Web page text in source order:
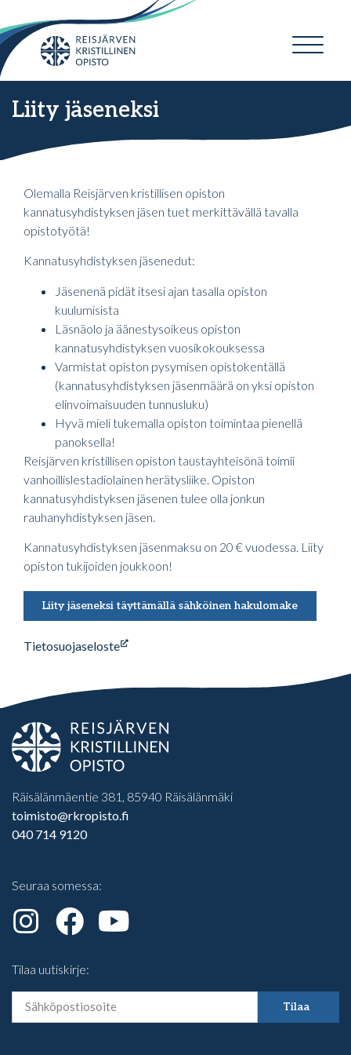
Liity jäseneksi
Olemalla Reisjärven kristillisen opiston
kannatusyhdistyksen jäsen tuet merkittävällä tavalla
opistotyötä!
Kannatusyhdistyksen jäsenedut:
Jäsenenä pidät itsesi ajan tasalla opiston
kuulumisista
Läsnäolo ja äänestysoikeus opiston
kannatusyhdistyksen vuosikokouksessa
Varmistat opiston pysymisen opistokentällä
(kannatusyhdistyksen jäsenmäärä on yksi opiston
elinvoimaisuuden tunnusluku)
Hyvä mieli tukemalla opiston toimintaa pienellä
panoksella!
Reisjärven kristillisen opiston taustayhteisönä toimii
vanhoillislestadiolainen herätysliike. Opiston
kannatusyhdistyksen jäsenen tulee olla jonkun
rauhanyhdistyksen jäsen.
Kannatusyhdistyksen jäsenmaksu on 20 € vuodessa. Liity
opiston tukijoiden joukkoon!
Liity jäseneksi täyttämällä sähköinen hakulomake
Tietosuojaseloste
Räisälänmäentie 381, 85940 Räisälänmäki
toimisto@rkropisto.fi
040 714 9120
Seuraa somessa:
Tilaa uutiskirje:
Tilaa